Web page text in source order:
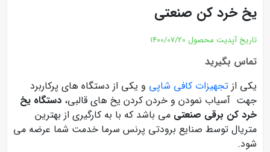
یخ خرد کن صنعتی
تاریخ آپدیت محصول 1400/07/20
تماس بگیرید
یکی از تجهیزات کافی شاپی و یکی از دستگاه های پرکاربرد
جهت آسیاب نمودن و خردن کردن یخ های قالبی، دستگاه یخ
خرد کن برقی صنعتی می باشد که با به کارگیری از بهترین
متریال توسط صنایع برودتی پرنس سرما خدمت شما عرضه می
شود.